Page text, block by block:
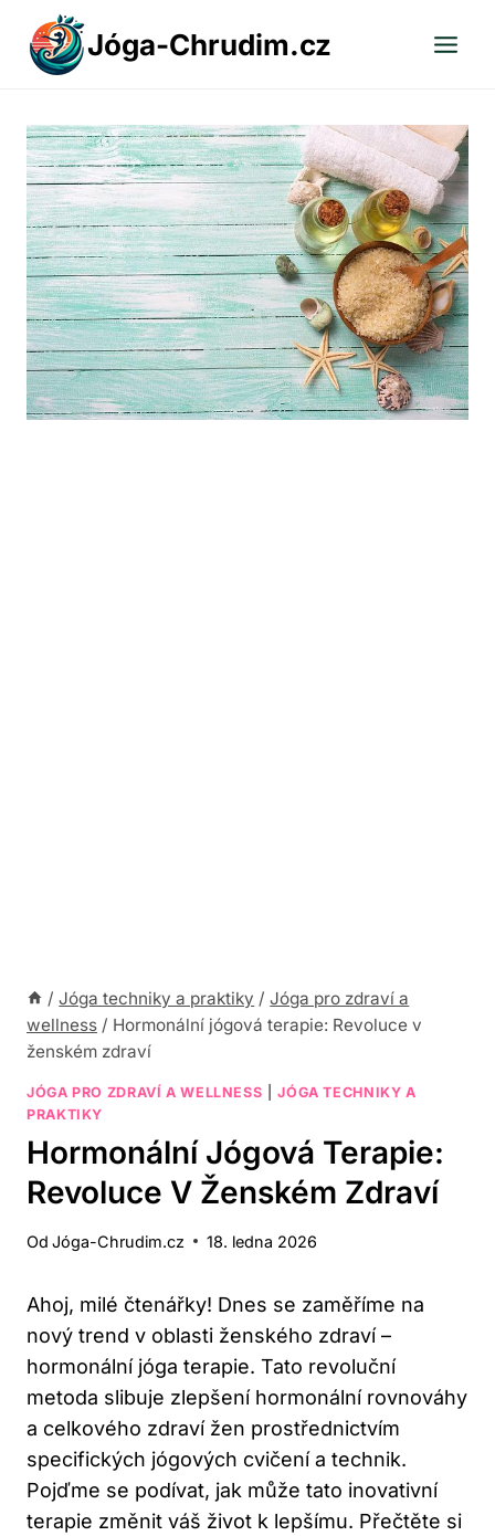
Přeskočit
obsah
Jóga-Chrudim.cz
/ Jóga techniky a praktiky / Jóga pro zdraví a
wellness / Hormonální jógová terapie: Revoluce v
ženském zdraví
JÓGA PRO ZDRAVÍ A WELLNESS |JÓGA TECHNIKY A
PRAKTIKY
Hormonální Jógová Terapie:
Revoluce V Ženském Zdraví
Od Jóga-Chrudim.cz 18. ledna 2026
Ahoj, milé čtenářky! Dnes se zaměříme na
nový trend v oblasti ženského zdraví –
hormonální jóga terapie. Tato revoluční
metoda slibuje zlepšení hormonální rovnováhy
a celkového zdraví žen prostřednictvím
specifických jógových cvičení a technik.
Pojďme se podívat, jak může tato inovativní
terapie změnit váš život k lepšímu. Přečtěte si